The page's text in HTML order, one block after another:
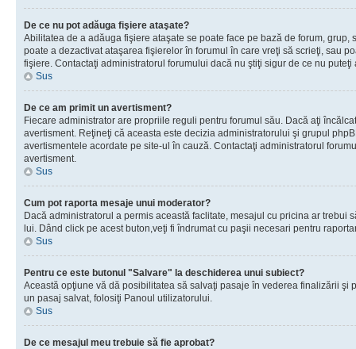
De ce nu pot adăuga fişiere ataşate?
Abilitatea de a adăuga fişiere ataşate se poate face pe bază de forum, grup,
poate a dezactivat ataşarea fişierelor în forumul în care vreţi să scrieţi, sau
fişiere. Contactaţi administratorul forumului dacă nu ştiţi sigur de ce nu
Sus
De ce am primit un avertisment?
Fiecare administrator are propriile reguli pentru forumul său. Dacă aţi
avertisment. Reţineţi că aceasta este decizia administratorului şi grupul
avertismentele acordate pe site-ul în cauză. Contactaţi administratorul
avertisment.
Sus
Cum pot raporta mesaje unui moderator?
Dacă administratorul a permis această faclitate, mesajul cu pricina ar trebui
lui. Dând click pe acest buton,veţi fi îndrumat cu paşii necesari pentru
Sus
Pentru ce este butonul "Salvare" la deschiderea unui subiect?
Această opţiune vă dă posibilitatea să salvaţi pasaje în vederea finalizării şi
un pasaj salvat, folosiţi Panoul utilizatorului.
Sus
De ce mesajul meu trebuie să fie aprobat?